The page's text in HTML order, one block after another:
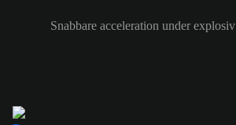
Snabbare acceleration under